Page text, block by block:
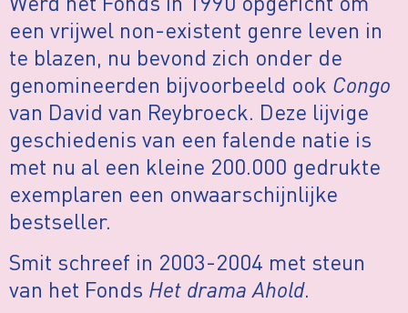
een vrijwel non-existent genre leven in
te blazen, nu bevond zich onder de
genomineerden bijvoorbeeld ook Congo
van David van Reybroeck. Deze lijvige
geschiedenis van een falende natie is
met nu al een kleine 200.000 gedrukte
exemplaren een onwaarschijnlijke
bestseller.
Smit schreef in 2003-2004 met steun
van het Fonds Het drama Ahold.